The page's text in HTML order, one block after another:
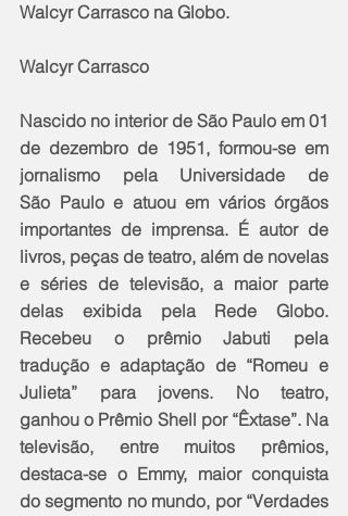
Walcyr Carrasco na Globo.
Walcyr Carrasco
Nascido no interior de São Paulo em 01
de dezembro de 1951, formou-se em
jornalismo pela Universidade de
São Paulo e atuou em vários órgãos
importantes de imprensa. É autor de
livros, peças de teatro, além de novelas
e séries de televisão, a maior parte
delas exibida pela Rede Globo.
Recebeu o prêmio Jabuti pela
tradução e adaptação de “Romeu e
Julieta” para jovens. No teatro,
ganhou o Prêmio Shell por “Êxtase”. Na
televisão, entre muitos prêmios,
destaca-se o Emmy, maior conquista
do segmento no mundo, por “Verdades